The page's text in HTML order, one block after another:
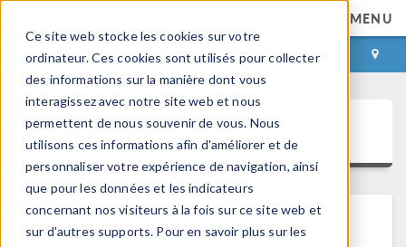
Ce site web stocke les cookies sur votre
ordinateur. Ces cookies sont utilisés pour collecter
des informations sur la manière dont vous
interagissez avec notre site web et nous
permettent de nous souvenir de vous. Nous
utilisons ces informations afin d'améliorer et de
personnaliser votre expérience de navigation, ainsi
que pour les données et les indicateurs
concernant nos visiteurs à la fois sur ce site web et
sur d'autres supports. Pour en savoir plus sur les
MENU
CONNEXION CONTACT
COMSOL Access